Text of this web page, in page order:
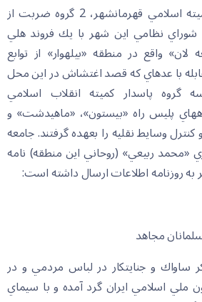
ازسوي ستاد عملياتي كميته اسلامي قهرمانشهر، 2 گروه ضربت از
نظامي اين شهر با يك فروند هلي
لان» واقع در منطقه «بيله‏وار» از توابع
با عده‏اي كه قصد اغتشاش در اين محل
گروه پاسدار كميته انقلاب اسلامي
پليس راه «بيستون»، «ماهيدشت» و
وسايط نقليه را بعهده گرفتند. جامعه
«محمد ربيعي» (روحاني اين منطقه) نامه
روزنامه اطلاعات ارسال داشته است:
مجاهد
و جنايتكار در لباس مردمي و در
ملي اسلامي ايران گرد آمده و با سيماي